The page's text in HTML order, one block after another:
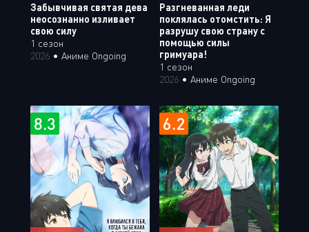
Забывчивая святая дева
неосознанно изливает
свою силу
1 сезон
2026 • Аниме Ongoing
Разгневанная леди
поклялась отомстить: Я
разрушу свою страну с
помощью силы
гримуара!
1 сезон
2026 • Аниме Ongoing
8.3 6.2